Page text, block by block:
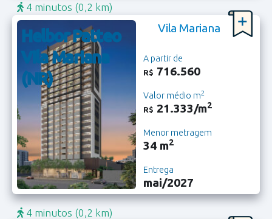
4 minutos (0,2 km)
Helbor Patteo
Vila Mariana
(NR)
Vila Mariana
A partir de
R$ 716.560
Valor médio m2
R$ 21.333/m2
Menor metragem
34 m2
Entrega
mai/2027
4 minutos (0,2 km)